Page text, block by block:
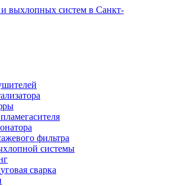
фильтра
системы
сварка